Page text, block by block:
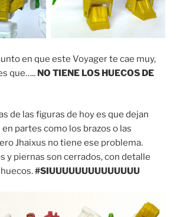
en que este Voyager te cae muy,
que….. NO TIENE LOS HUECOS DE
de las figuras de hoy es que dejan
partes como los brazos o las
Jhaixus no tiene ese problema.
y piernas son cerrados, con detalle
#SIUUUUUUUUUUUUUU